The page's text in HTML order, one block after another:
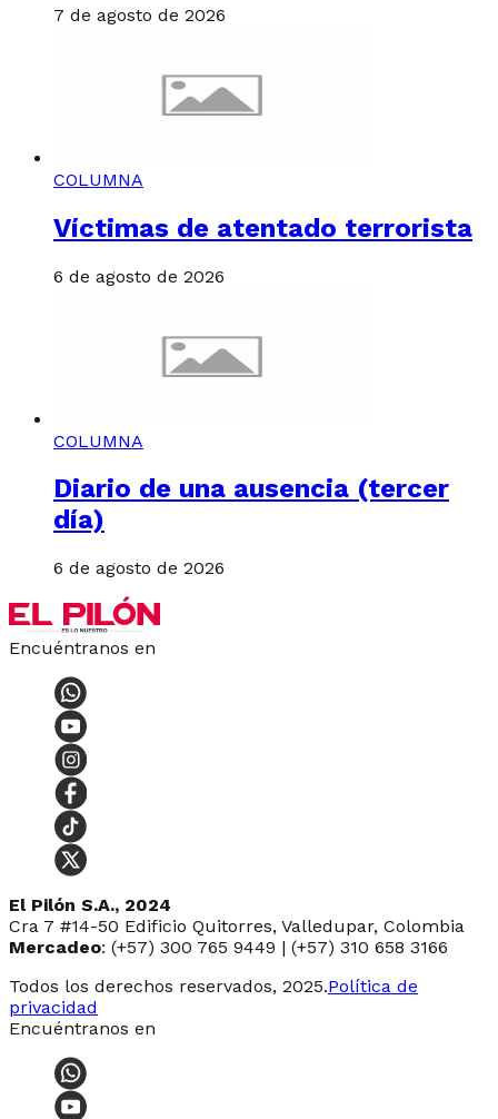
7 de agosto de 2026
COLUMNA
Víctimas de atentado terrorista
6 de agosto de 2026
COLUMNA
Diario de una ausencia (tercer
día)
6 de agosto de 2026
Encuéntranos en
El Pilón S.A., 2024
Cra 7 #14-50 Edificio Quitorres, Valledupar, Colombia
Mercadeo: (+57) 300 765 9449 | (+57) 310 658 3166
Todos los derechos reservados, 2025.Política de
privacidad
Encuéntranos en